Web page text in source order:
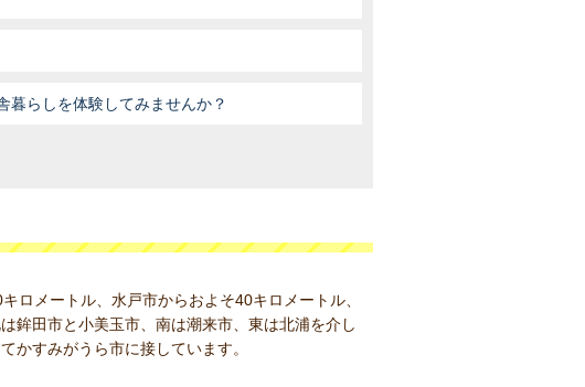
暮らしを体験してみませんか？
ロメートル、水戸市からおよそ40キロメートル、
鉾田市と小美玉市、南は潮来市、東は北浦を介し
かすみがうら市に接しています。